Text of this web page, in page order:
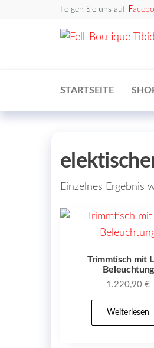
Folgen Sie uns auf F
STARTSEITE
Einzelnes Ergebnis
Trimmtisch mit
Beleuchtung
1.220,90€
Weiterlesen